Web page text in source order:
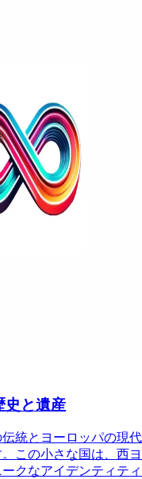
史と遺産
統とヨーロッパの現
この小さな国は、西
クなアイデンティテ